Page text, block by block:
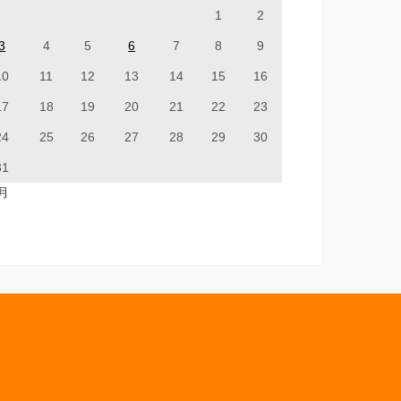
1 2
4 5 6 7 8 9
11 12 13 14 15 16
18 19 20 21 22 23
25 26 27 28 29 30